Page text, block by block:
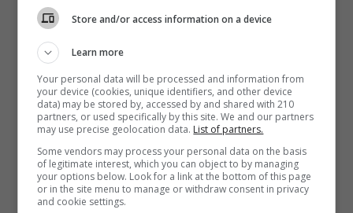
Store and/or access information on a device
Learn more
Your personal data will be processed and information from
your device (cookies, unique identifiers, and other device
data) may be stored by, accessed by and shared with 210
partners, or used specifically by this site. We and our partners
may use precise geolocation data. List of partners.
Some vendors may process your personal data on the basis
of legitimate interest, which you can object to by managing
your options below. Look for a link at the bottom of this page
or in the site menu to manage or withdraw consent in privacy
and cookie settings.